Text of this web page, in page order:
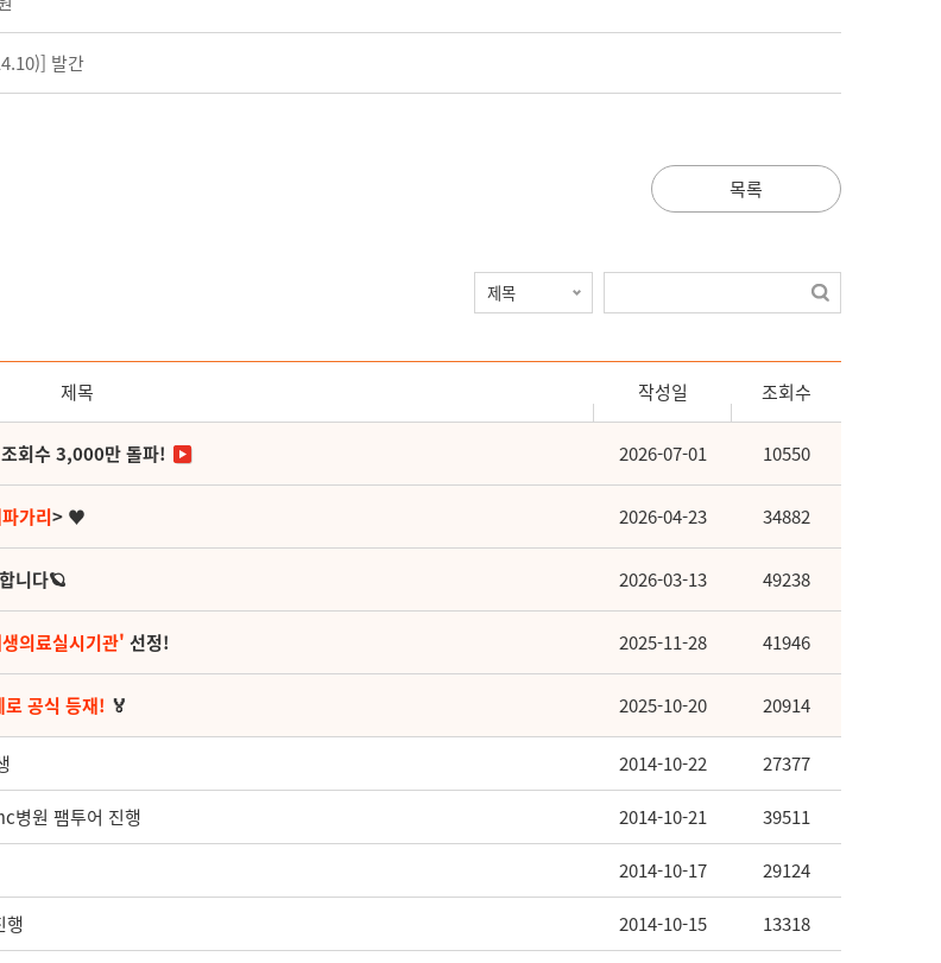
발간
목록
제목 작성일 조회수
회수 3,000만 돌파! 2026-07-01 10550
가리> ♥ 2026-04-23 34882
니다🪐 2026-03-13 49238
의료실시기관' 선정! 2025-11-28 41946
공식 등재! 🏅 2025-10-20 20914
2014-10-22 27377
병원 팸투어 진행 2014-10-21 39511
2014-10-17 29124
행 2014-10-15 13318